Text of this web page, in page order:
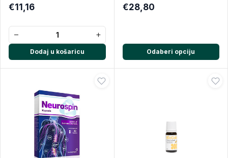
€11,16
− +
Dodaj u košaricu
€28,80
Odaberi opciju